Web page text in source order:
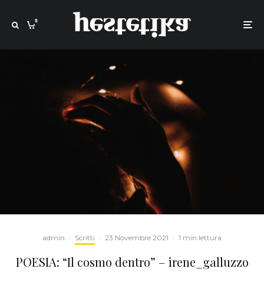
0
admin · Scritti · 23 Novembre 2021 · 1 min lettura
POESIA: “Il cosmo dentro” – irene_galluzzo